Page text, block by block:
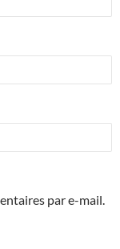
par e-mail.